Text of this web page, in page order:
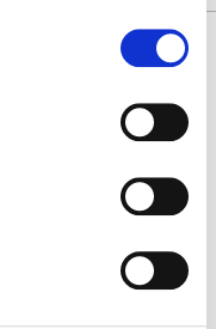
Bedarf. Unsere